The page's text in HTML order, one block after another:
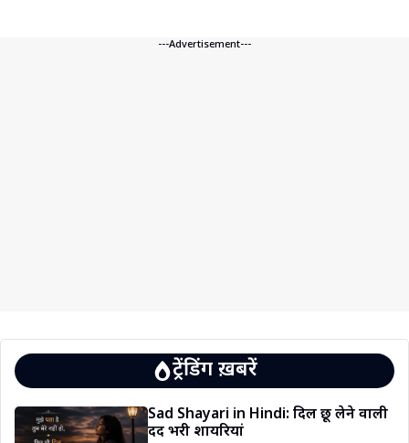
---Advertisement---
ट्रेंडिंग ख़बरें
Sad Shayari in Hindi: दिल छू लेने वाली
दर्द भरी शायरियां